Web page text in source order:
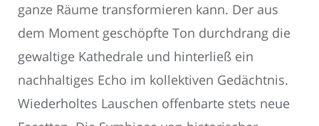
ganze Räume transformieren kann. Der aus
dem Moment geschöpfte Ton durchdrang die
gewaltige Kathedrale und hinterließ ein
nachhaltiges Echo im kollektiven Gedächtnis.
Wiederholtes Lauschen offenbarte stets neue